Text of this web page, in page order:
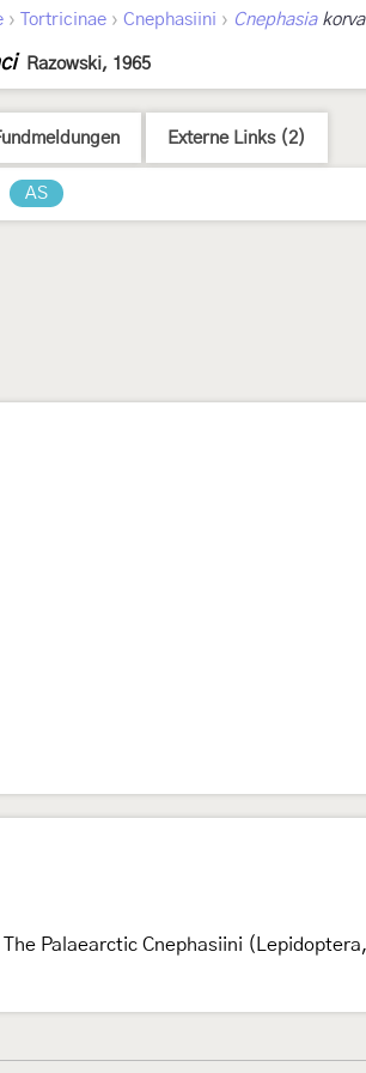
› Tortricinae › Cnephasiini › Cnephasia
Razowski, 1965
Externe Links (2)
AS
The Palaearctic Cnephasiini